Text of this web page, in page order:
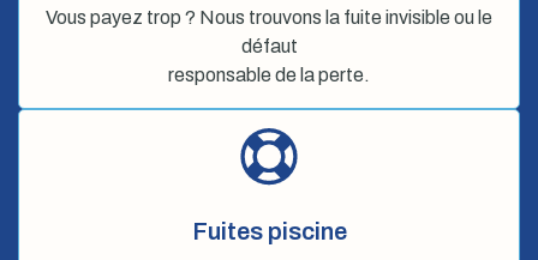
Vous payez trop ? Nous trouvons la fuite invisible ou le
défaut
responsable de la perte.
Fuites piscine